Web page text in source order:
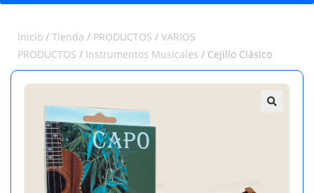
Inicio / Tienda / PRODUCTOS / VARIOS
PRODUCTOS / Instrumentos Musicales / Cejillo Clásico